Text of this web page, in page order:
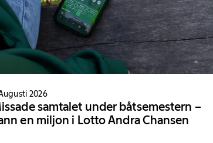
2026
samtalet under båtsemestern –
en miljon i Lotto Andra Chansen